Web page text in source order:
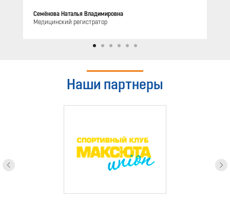
Семёнова Наталья Владимировна
Медицинский регистратор
Наши партнеры